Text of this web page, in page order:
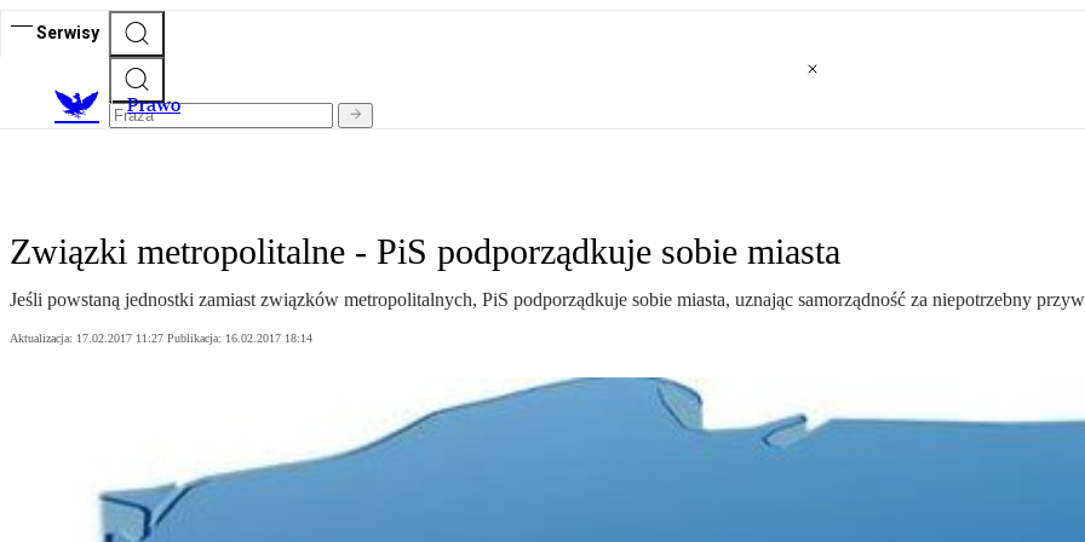
Serwisy
Prawo
Związki metropolitalne - PiS podporządkuje sobie miasta
Jeśli powstaną jednostki zamiast związków metropolitalnych, PiS podporządkuje sobie miasta, uznając samorządność za niepotrzebny
Aktualizacja: 17.02.2017 11:27 Publikacja: 16.02.2017 18:14